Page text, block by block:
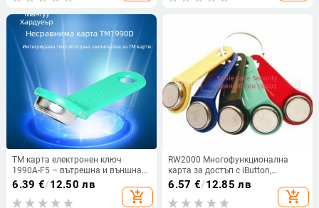
TM карта електронен ключ
1990A-F5 – вътрешна и външна
употреба, пластмасов корпус, -40
до 45°C, Xintiangu
6.39 €/12.50 лв
add_shopping_cart
RW2000 Многофункционална
карта за достъп с iButton,
неръждаема стомана – за
контрол на достъп, присъствие и
паркинг (-45°C до 85°C)
6.57 €/12.85 лв
add_shopping_cart